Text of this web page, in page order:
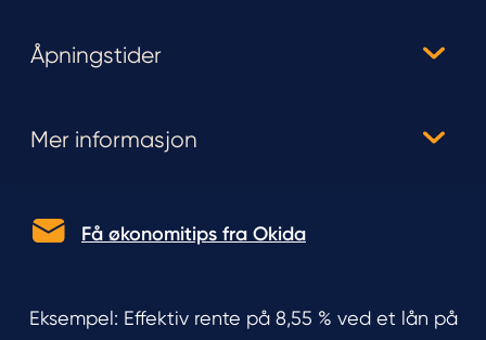
Åpningstider
Mer informasjon
Få økonomitips fra Okida
Eksempel: Effektiv rente på 8,55 % ved et lån på